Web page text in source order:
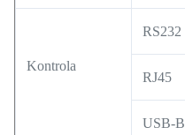
Kontrola
RS232
RJ45
USB-B